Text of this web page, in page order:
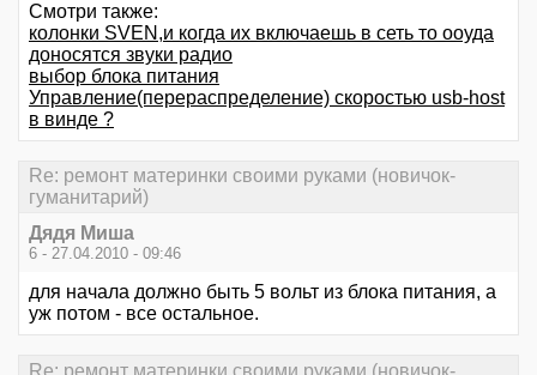
Смотри также:
колонки SVEN,и когда их включаешь в сеть то ооуда
доносятся звуки радио
выбор блока питания
Управление(перераспределение) скоростью usb-host
в винде ?
Re: ремонт материнки своими руками (новичок-
гуманитарий)
Дядя Миша
6 - 27.04.2010 - 09:46
для начала должно быть 5 вольт из блока питания, а
уж потом - все остальное.
Re: ремонт материнки своими руками (новичок-